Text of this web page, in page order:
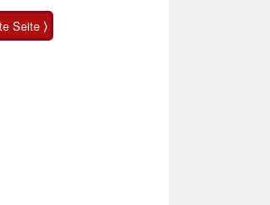
Seite ⟩